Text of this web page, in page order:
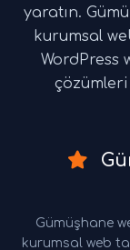
yaratın.
kurumsal
WordPress
çözümleri
Gümüşhane
kurumsal web